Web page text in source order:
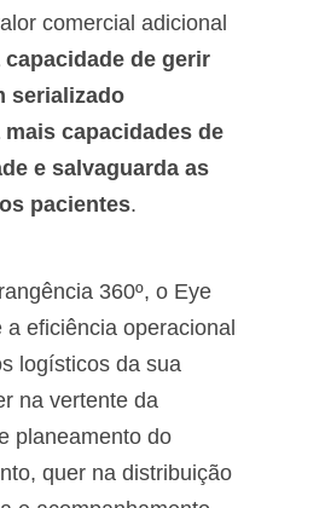
comercial adicional
de gerir
serializado
capacidades de
e salvaguarda as
pacientes.
360º, o Eye
a eficiência operacional
logísticos da sua
na vertente da
planeamento do
quer na distribuição